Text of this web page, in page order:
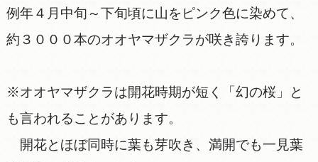
例年４月中旬～下旬頃に山をピンク色に染めて、
約３０００本のオオヤマザクラが咲き誇ります。
※オオヤマザクラは開花時期が短く「幻の桜」と
も言われることがあります。
開花とほぼ同時に葉も芽吹き、満開でも一見葉